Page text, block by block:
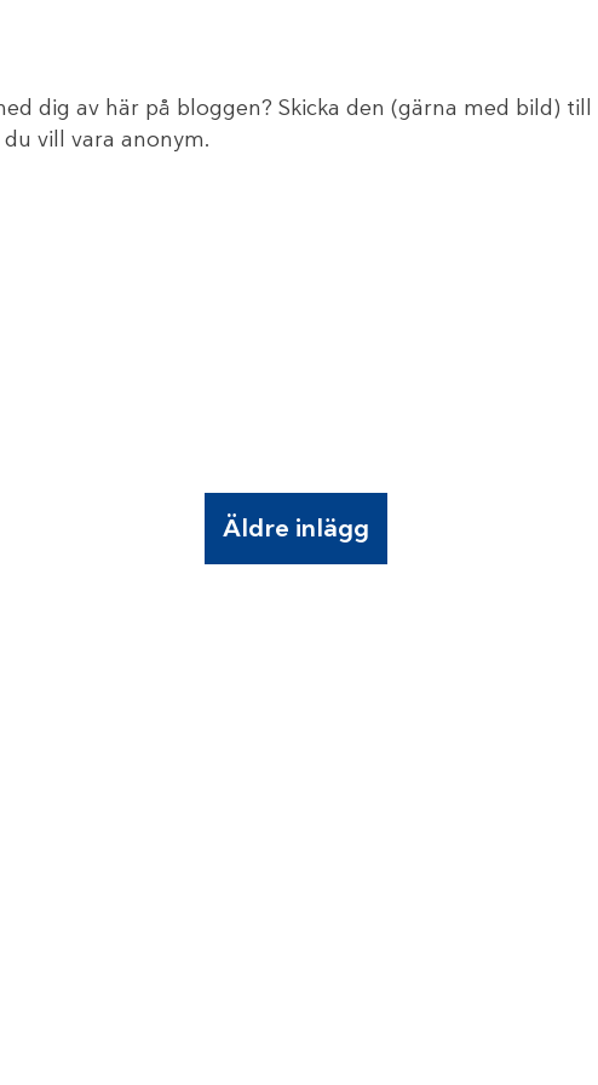
dig av här på bloggen? Skicka den (gärna med bild) till
vill vara anonym.
Äldre inlägg